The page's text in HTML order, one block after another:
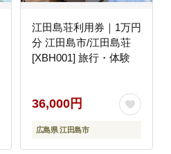
江田島荘利用券｜1万円
分 江田島市/江田島荘
[XBH001] 旅行・体験
36,000円
広島県 江田島市